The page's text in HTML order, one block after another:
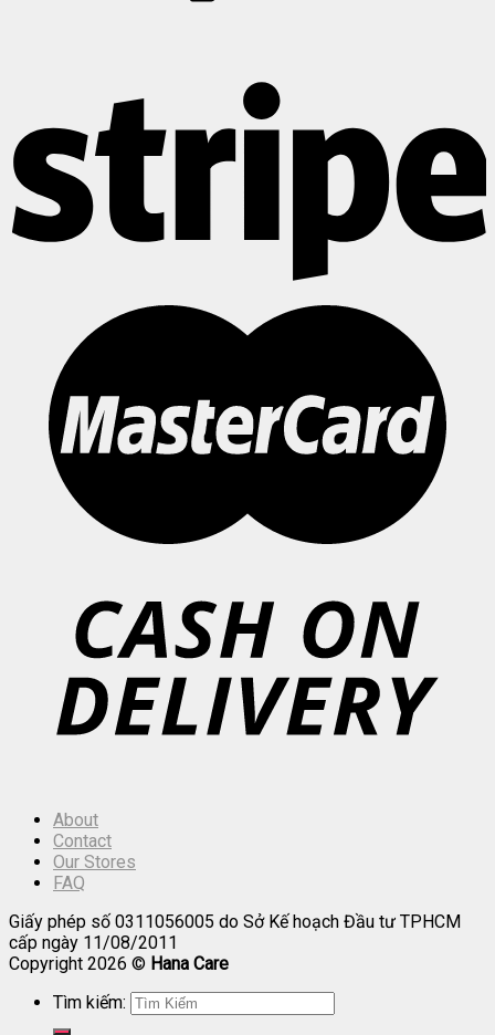
About
Contact
Our Stores
FAQ
Giấy phép số 0311056005 do Sở Kế hoạch Đầu tư TPHCM
cấp ngày 11/08/2011
Copyright 2026 © Hana Care
Tìm kiếm: